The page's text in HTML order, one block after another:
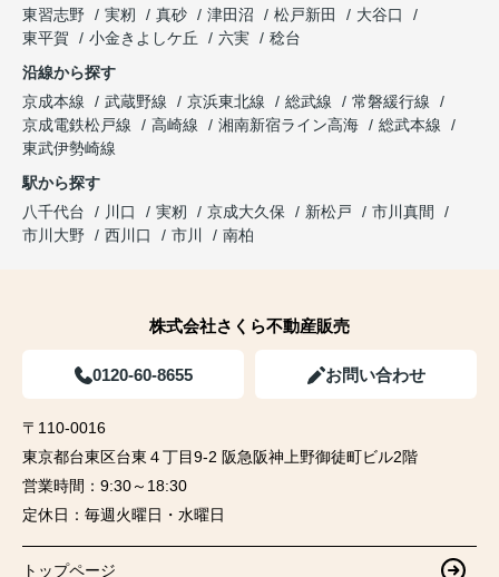
東習志野
実籾 真砂 津田沼 松戸新田
大谷口
東平賀
小金きよしケ丘 六実
稔台
沿線から探す
京成本線
武蔵野線 京浜東北線 総武線
常磐緩行線
京成電鉄松戸線
高崎線 湘南新宿ライン高海
総武本線
東武伊勢崎線
駅から探す
八千代台
川口 実籾 京成大久保 新松戸
市川真間
市川大野
西川口 市川 南柏
株式会社さくら不動産販売
0120-60-8655 お問い合わせ
〒110-0016
東京都台東区台東４丁目9-2 阪急阪神上野御徒町ビル2階
営業時間： 9:30～18:30
定休日： 毎週火曜日・水曜日
トップページ